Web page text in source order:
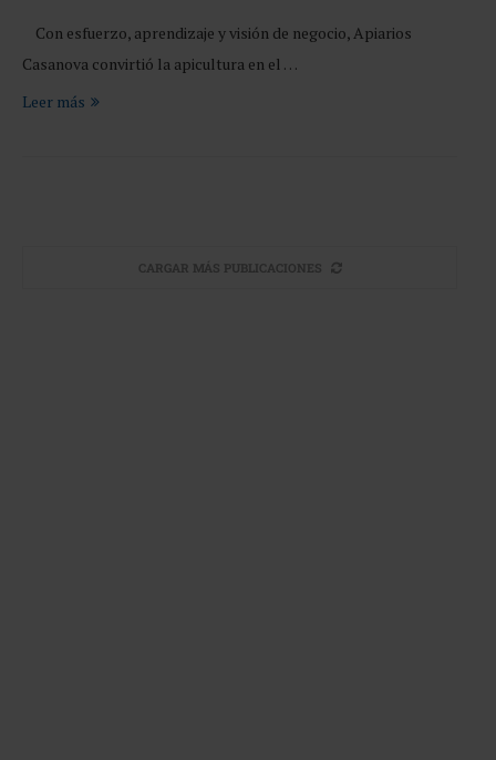
Con esfuerzo, aprendizaje y visión de negocio, Apiarios
Casanova convirtió la apicultura en el …
Leer más
CARGAR MÁS PUBLICACIONES